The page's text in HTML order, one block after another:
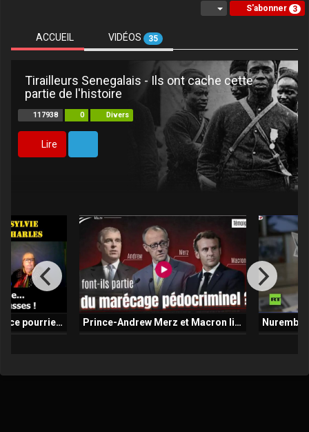
S'abonner 3
ACCUEIL VIDÉOS 35
Tirailleurs Senegalais - Ils ont cache cette
partie de l'histoire
117938 0 Divers
Lire
Prince-Andrew Merz et Macron lies au marecage pedocriminel - Un temoin oculaire raconte - Kla_Tv 03-11-2025 Video censuree partout
Les dessous de la France pourrie - Sylvie Charles - Nicolas Bouvier - Revelations Deep State